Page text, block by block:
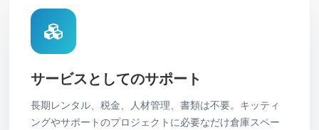
サービスとしてのサポート
長期レンタル、税金、人材管理、書類は不要。キッティ
ングやサポートのプロジェクトに必要なだけ倉庫スペー